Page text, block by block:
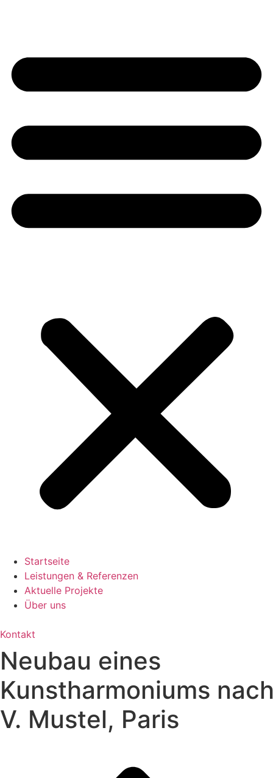
Startseite
Leistungen & Referenzen
Aktuelle Projekte
Über uns
Kontakt
Neubau eines
Kunstharmoniums
V. Mustel, Paris